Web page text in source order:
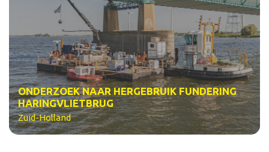
ONDERZOEK NAAR HERGEBRUIK FUNDERING
HARINGVLIETBRUG
Zuid-Holland